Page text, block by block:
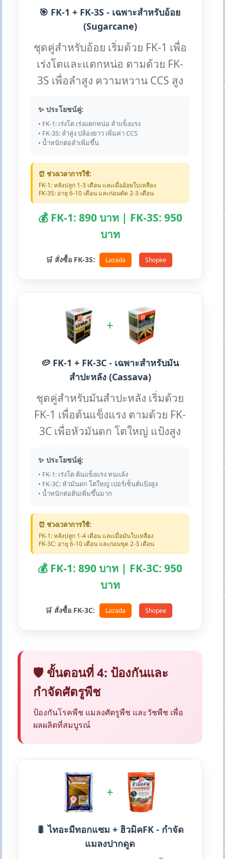
🎯 FK-1 + FK-3S - เฉพาะสำหรับอ้อย
(Sugarcane)
ชุดคู่สำหรับอ้อย เริ่มด้วย FK-1 เพื่อ
เร่งโตและแตกหน่อ ตามด้วย FK-
3S เพื่อลำสูง ความหวาน CCS สูง
✨ ประโยชน์คู่:
• FK-1: เร่งโต เร่งแตกหน่อ ลำแข็งแรง
• FK-3S: ลำสูง ปล้องยาว เพิ่มค่า CCS
• น้ำหนักต่อลำเพิ่มขึ้น
⏰ ช่วงเวลาการใช้:
FK-1: หลังปลูก 1-3 เดือน และเมื่ออ้อยใบเหลือง
FK-3S: อายุ 6-10 เดือน และก่อนตัด 2-3 เดือน
💰 FK-1: 890 บาท | FK-3S: 950
บาท
🛒 สั่งซื้อ FK-3S: Lazada Shopee
+
🥔 FK-1 + FK-3C - เฉพาะสำหรับมัน
สำปะหลัง (Cassava)
ชุดคู่สำหรับมันสำปะหลัง เริ่มด้วย
FK-1 เพื่อต้นแข็งแรง ตามด้วย FK-
3C เพื่อหัวมันดก โตใหญ่ แป้งสูง
✨ ประโยชน์คู่:
• FK-1: เร่งโต ต้นแข็งแรง ทนแล้ง
• FK-3C: หัวมันดก โตใหญ่ เปอร์เซ็นต์แป้งสูง
• น้ำหนักต่อต้นเพิ่มขึ้นมาก
⏰ ช่วงเวลาการใช้:
FK-1: หลังปลูก 1-4 เดือน และเมื่อมันใบเหลือง
FK-3C: อายุ 6-10 เดือน และก่อนขุด 2-3 เดือน
💰 FK-1: 890 บาท | FK-3C: 950
บาท
🛒 สั่งซื้อ FK-3C: Lazada Shopee
🛡️ ขั้นตอนที่ 4: ป้องกันและ
กำจัดศัตรูพืช
ป้องกันโรคพืช แมลงศัตรูพืช และวัชพืช เพื่อ
ผลผลิตที่สมบูรณ์
+
🐛 ไทอะมีทอกแซม + ฮิวมิคFK - กำจัด
แมลงปากดูด